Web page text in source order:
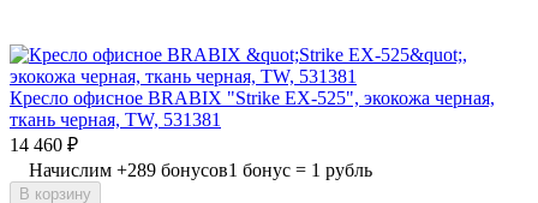
Кресло офисное BRABIX "Strike EX-525", экокожа черная,
ткань черная, TW, 531381
14 460 ₽
Начислим +289 бонусов1 бонус = 1 рубль
В корзину